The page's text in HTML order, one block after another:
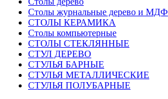
Столы журнальные дерево и МДФ
СТОЛЫ КЕРАМИКА
Столы компьютерные
СТОЛЫ СТЕКЛЯННЫЕ
СТУЛ ДЕРЕВО
СТУЛЬЯ БАРНЫЕ
СТУЛЬЯ МЕТАЛЛИЧЕСКИЕ
СТУЛЬЯ ПОЛУБАРНЫЕ